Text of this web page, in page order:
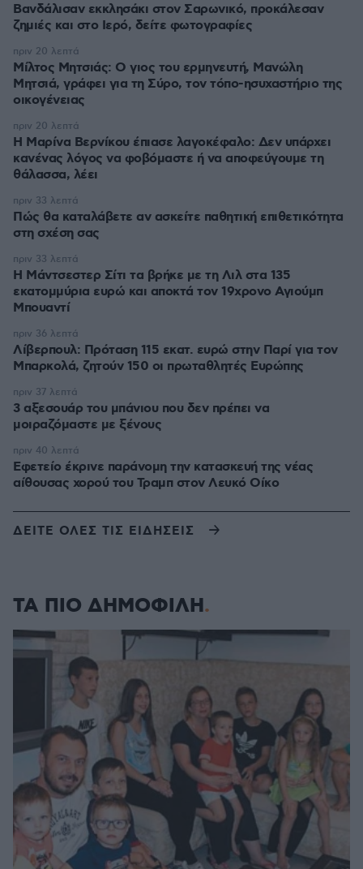
Βανδάλισαν εκκλησάκι στον Σαρωνικό, προκάλεσαν
ζημιές και στο Ιερό, δείτε φωτογραφίες
Μίλτος Μητσιάς: Ο γιος του ερμηνευτή, Μανώλη
Μητσιά, γράφει για τη Σύρο, τον τόπο-ησυχαστήριο της
οικογένειας
πριν 20 λεπτά
Η Μαρίνα Βερνίκου έπιασε λαγοκέφαλο: Δεν υπάρχει
κανένας λόγος να φοβόμαστε ή να αποφεύγουμε τη
θάλασσα, λέει
πριν 20 λεπτά
Πώς θα καταλάβετε αν ασκείτε παθητική επιθετικότητα
στη σχέση σας
πριν 33 λεπτά
Η Μάντσεστερ Σίτι τα βρήκε με τη Λιλ στα 135
εκατομμύρια ευρώ και αποκτά τον 19χρονο Αγιούμπ
Μπουαντί
πριν 33 λεπτά
Λίβερπουλ: Πρόταση 115 εκατ. ευρώ στην Παρί για τον
Μπαρκολά, ζητούν 150 οι πρωταθλητές Ευρώπης
πριν 36 λεπτά
3 αξεσουάρ του μπάνιου που δεν πρέπει να
μοιραζόμαστε με ξένους
πριν 37 λεπτά
Εφετείο έκρινε παράνομη την κατασκευή της νέας
αίθουσας χορού του Τραμπ στον Λευκό Οίκο
πριν 40 λεπτά
ΔΕΙΤΕ ΟΛΕΣ ΤΙΣ ΕΙΔΗΣΕΙΣ
ΤΑ ΠΙΟ ΔΗΜΟΦΙΛΗ